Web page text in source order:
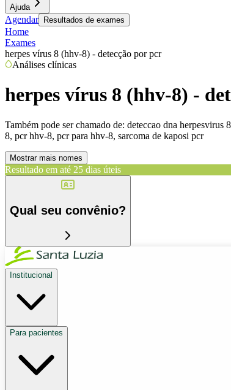
Ajuda
Agendar Resultados de exames
Home
Exames
herpes vírus 8 (hhv-8) - detecção por pcr
Análises clínicas
herpes vírus 8 (hhv-8) -
Também pode ser chamado de: deteccao dna herpesvirus
8, pcr hhv-8, pcr para hhv-8, sarcoma de kaposi pcr
Mostrar mais nomes
Resultado em até 25 dias úteis
Qual seu convênio?
Institucional
Para pacientes